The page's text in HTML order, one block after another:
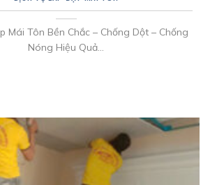
Mái Tôn Bền Chắc – Chống Dột – Chống
Nóng Hiệu Quả...